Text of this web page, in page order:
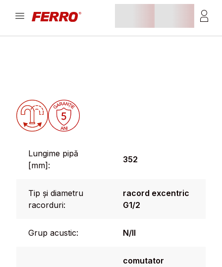
Lungime pipă
[mm]:
352
Tip și diametru
racorduri:
racord excentric
G1/2
Grup acustic: N/II
comutator